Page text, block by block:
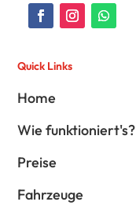
Quick Links
Home
Wie funktioniert's?
Preise
Fahrzeuge